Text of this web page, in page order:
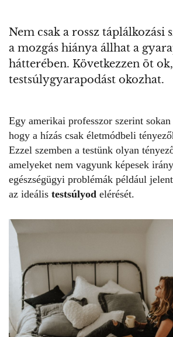
Nem csak a rossz táplálkozási
a mozgás hiánya állhat a
hátterében. Következzen öt
testsúlygyarapodást okozhat.
Egy amerikai professzor szerint
hogy a hízás csak életmódbeli
Ezzel szemben a testünk olyan
amelyeket nem vagyunk képesek
egészségügyi problémák például
az ideális testsúlyod elérését.